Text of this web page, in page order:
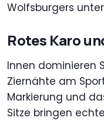
Wolfsburgers
Rotes Karo
Innen dominieren
Ziernähte am
Markierung und
Sitze bringen